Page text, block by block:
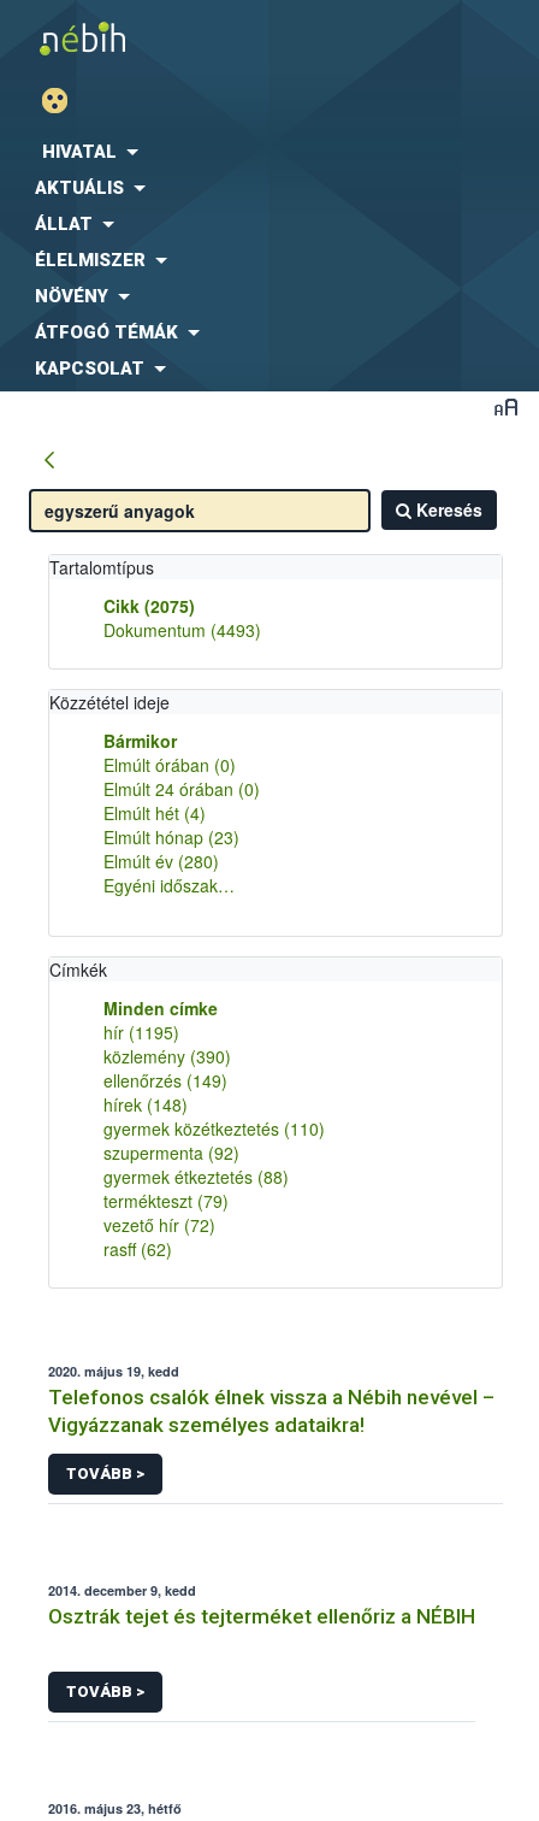
HIVATAL
AKTUÁLIS
ÁLLAT
ÉLELMISZER
NÖVÉNY
ÁTFOGÓ TÉMÁK
KAPCSOLAT
Keresés
Tartalomtípus
Cikk (2075)
Dokumentum (4493)
Közzététel ideje
Bármikor
Elmúlt órában (0)
Elmúlt 24 órában (0)
Elmúlt hét (4)
Elmúlt hónap (23)
Elmúlt év (280)
Egyéni időszak…
Címkék
Minden címke
hír (1195)
közlemény (390)
ellenőrzés (149)
hírek (148)
gyermek közétkeztetés (110)
szupermenta (92)
gyermek étkeztetés (88)
termékteszt (79)
vezető hír (72)
rasff (62)
2020. május 19, kedd
Telefonos csalók élnek vissza a Nébih nevével –
Vigyázzanak személyes adataikra!
TOVÁBB >
2014. december 9, kedd
Osztrák tejet és tejterméket ellenőriz a NÉBIH
TOVÁBB >
2016. május 23, hétfő